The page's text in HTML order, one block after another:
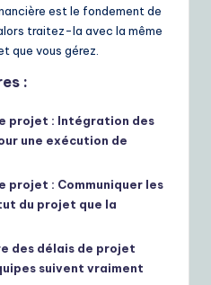
est le fondement de
traitez-la avec la même
que vous gérez.
:
projet : Intégration des
une exécution de
projet : Communiquer les
du projet que la
des délais de projet
suivent vraiment